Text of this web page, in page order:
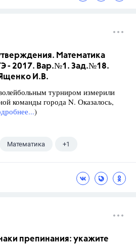
Математика
- 2017. Вар.№1. Зад.№18.
И.В.
турниром измерили
команды города N. Оказалось,
)
Математика +1
препинания: укажите